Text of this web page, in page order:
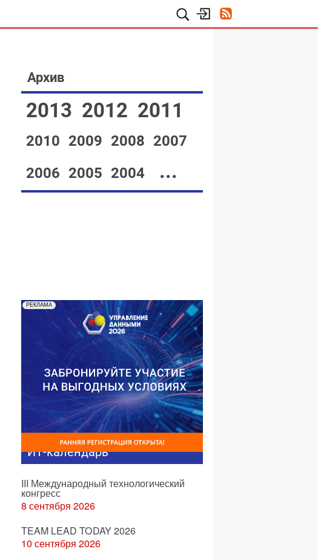
Архив
2013 2012 2011
2010 2009 2008 2007
2006 2005 2004 ...
РЕКЛАМА
ИТ-календарь
III Международный технологический
конгресс
8 сентября 2026
TEAM LEAD TODAY 2026
10 сентября 2026